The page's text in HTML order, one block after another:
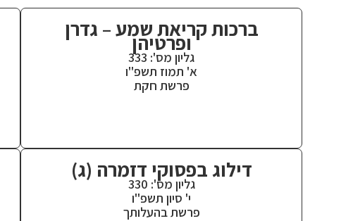
ברכות קריאת שמע – גדרן
ופרטיהן
גליון מס': 333
א' תמוז תשפ"ו
פרשת חקת
דילוג בפסוקי דזמרה (ג)
גליון מס': 330
י' סיון תשפ"ו
פרשת בהעלותך